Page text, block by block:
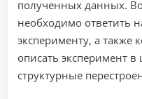
полученных данных.
необходимо ответить
эксперименту, а также
описать эксперимент
структурные